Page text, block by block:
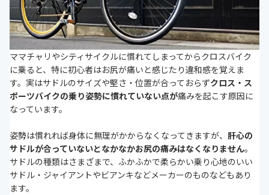
ママチャリやシティサイクルに慣れてしまってからクロスバイク
に乗ると、特に初心者はお尻が痛いと感じたり違和感を覚えま
す。実はサドルのサイズや堅さ・位置が合っておらずクロス・ス
ポーツバイクの乗り姿勢に慣れていない点が痛みを起こす原因に
なっています。
姿勢は慣れれば身体に無理がかからなくなってきますが、 肝心の
サドルが合っていないとなかなかお尻の痛みはなくなりません。
サドルの種類はさまざまで、ふかふかで柔らかい乗り心地のいい
サドル・ジャイアントやビアンキなどメーカーのものなどもあり
ます。